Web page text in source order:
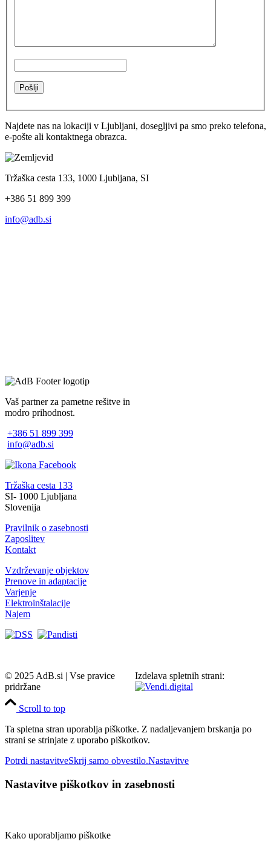
Najdete nas na lokaciji v Ljubljani, dosegljivi pa smo preko telefona,
e-pošte ali kontaktnega obrazca.
Tržaška cesta 133, 1000 Ljubljana, SI
+386 51 899 399
info@adb.si
Vaš partner za pametne rešitve in
modro prihodnost.
+386 51 899 399
info@adb.si
Tržaška cesta 133
SI- 1000 Ljubljana
Slovenija
Pravilnik o zasebnosti
Zaposlitev
Kontakt
Vzdrževanje objektov
Prenove in adaptacije
Varjenje
Elektroinštalacije
Najem
© 2025 AdB.si | Vse pravice
pridržane
Izdelava spletnih strani:
Scroll to top
Ta spletna stran uporablja piškotke. Z nadaljevanjem brskanja po
strani se strinjate z uporabo piškotkov.
Potrdi nastavitveSkrij samo obvestilo.Nastavitve
Nastavitve piškotkov in zasebnosti
Kako uporabljamo piškotke